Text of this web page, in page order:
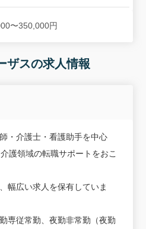
〜350,000円
ザスの求人情報
・介護士・看護助手を中心
護領域の転職サポートをおこ
幅広い求人を保有していま
専従常勤、夜勤非常勤（夜勤